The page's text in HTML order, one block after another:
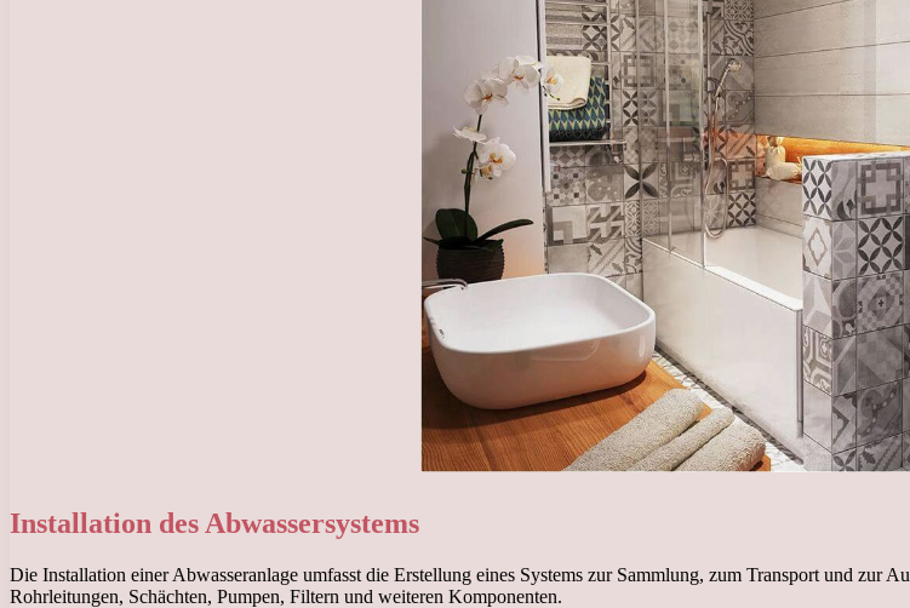
Installation des Abwassersystems
Die Installation einer Abwasseranlage umfasst die Erstellung eines Systems zur Sammlung, zum Transport und zur
Rohrleitungen, Schächten, Pumpen, Filtern und weiteren Komponenten.